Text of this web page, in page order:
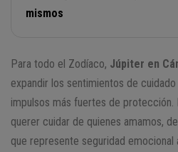
mismos
Para todo el Zodíaco, Júpiter en
expandir los sentimientos de
impulsos más fuertes de protección.
querer cuidar de quienes amamos, de
que represente seguridad emocional